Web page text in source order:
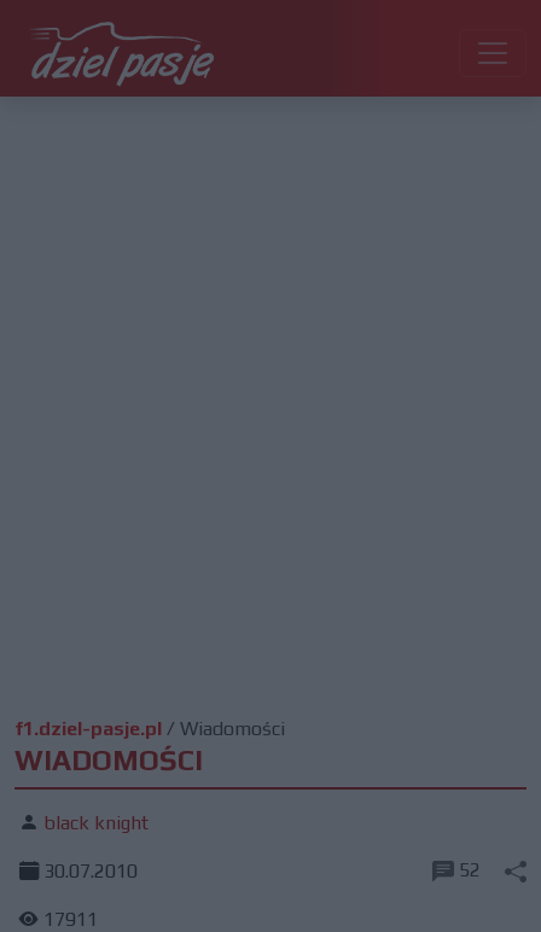
f1.dziel-pasje.pl / Wiadomości
WIADOMOŚCI
black knight
30.07.2010
17911
52